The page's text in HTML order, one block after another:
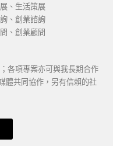
、生活策展
、創業諮詢
、創業顧問
各項專案亦可與我長期合作
體共同協作，另有信賴的社